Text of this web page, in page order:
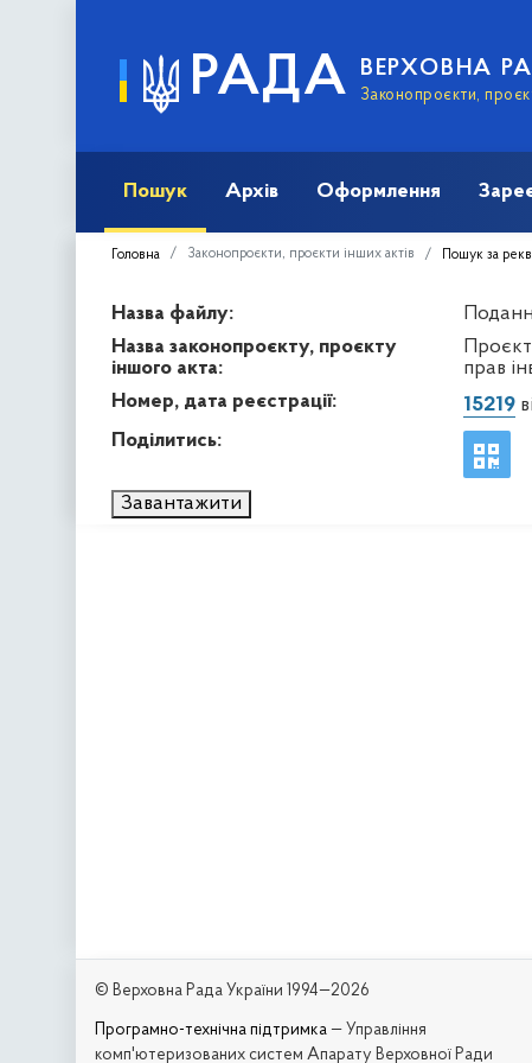
РАДА ВЕРХОВНА
Законопроєкти,
Пошук Архів Оформлення
Головна Законопроєкти, проєкти інших актів Пошук за
Назва файлу:
Назва законопроєкту, проєкту
іншого акта:
прав
Номер, дата реєстрації:
15219
Поділитись:
Завантажити
© Верховна Рада України 1994—2026
Програмно-технічна підтримка — Управління
комп'ютеризованих систем Апарату Верховної Ради